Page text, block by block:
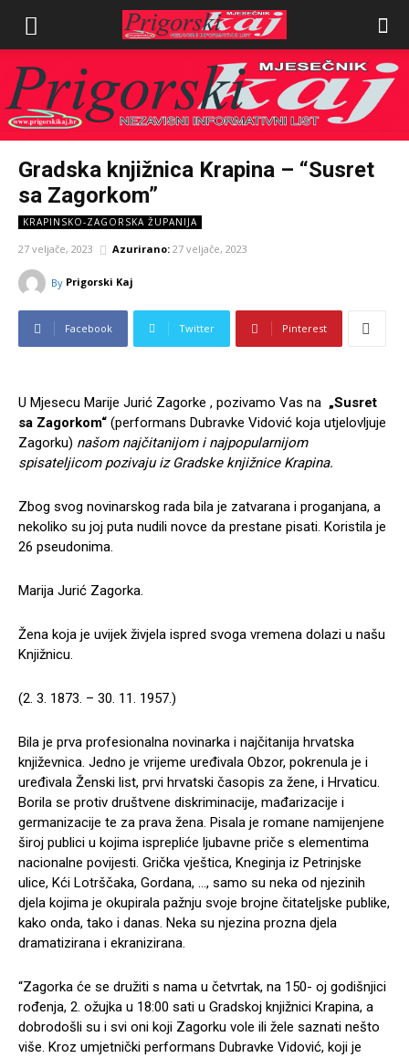
Gradska knjižnica Krapina – “Susret
sa Zagorkom”
KRAPINSKO-ZAGORSKA ŽUPANIJA
27 veljače, 2023 Azurirano: 27 veljače, 2023
By Prigorski Kaj
Facebook Twitter Pinterest
U Mjesecu Marije Jurić Zagorke , pozivamo Vas na „Susret
sa Zagorkom“ (performans Dubravke Vidović koja utjelovljuje
Zagorku) našom najčitanijom i najpopularnijom
spisateljicom pozivaju iz Gradske knjižnice Krapina.
Zbog svog novinarskog rada bila je zatvarana i proganjana, a
nekoliko su joj puta nudili novce da prestane pisati. Koristila je
26 pseudonima.
Marija Jurić Zagorka.
Žena koja je uvijek živjela ispred svoga vremena dolazi u našu
Knjižnicu.
(2. 3. 1873. – 30. 11. 1957.)
Bila je prva profesionalna novinarka i najčitanija hrvatska
književnica. Jedno je vrijeme uređivala Obzor, pokrenula je i
uređivala Ženski list, prvi hrvatski časopis za žene, i Hrvaticu.
Borila se protiv društvene diskriminacije, mađarizacije i
germanizacije te za prava žena. Pisala je romane namijenjene
široj publici u kojima isprepliće ljubavne priče s elementima
nacionalne povijesti. Grička vještica, Kneginja iz Petrinjske
ulice, Kći Lotrščaka, Gordana, …, samo su neka od njezinih
djela kojima je okupirala pažnju svoje brojne čitateljske publike,
kako onda, tako i danas. Neka su njezina prozna djela
dramatizirana i ekranizirana.
“Zagorka će se družiti s nama u četvrtak, na 150- oj godišnjici
rođenja, 2. ožujka u 18:00 sati u Gradskoj knjižnici Krapina, a
dobrodošli su i svi oni koji Zagorku vole ili žele saznati nešto
više. Kroz umjetnički performans Dubravke Vidović, koji je